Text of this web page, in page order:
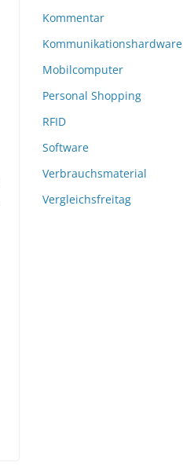
Kommentar
Kommunikationshardware
Mobilcomputer
Personal Shopping
RFID
Software
Verbrauchsmaterial
Vergleichsfreitag